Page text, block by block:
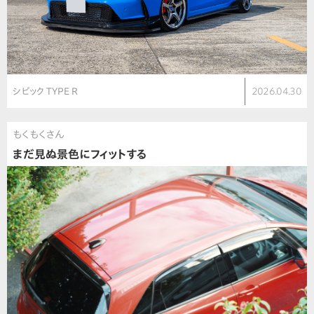
シビック TYPE R 2026.04.30
もくもくさん
まだ見ぬ景色にフィットする